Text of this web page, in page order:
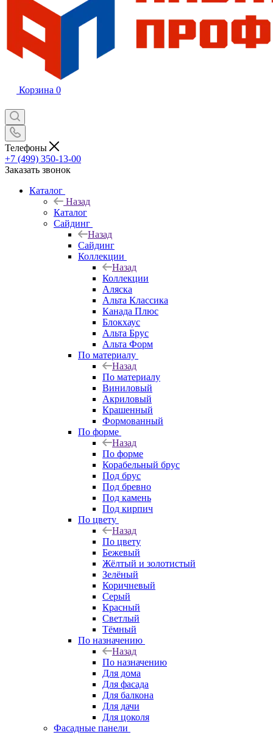
Корзина 0
Телефоны
+7 (499) 350-13-00
Заказать звонок
Каталог
Назад
Каталог
Сайдинг
Назад
Сайдинг
Коллекции
Назад
Коллекции
Аляска
Альта Классика
Канада Плюс
Блокхаус
Альта Брус
Альта Форм
По материалу
Назад
По материалу
Виниловый
Акриловый
Крашенный
Формованный
По форме
Назад
По форме
Корабельный брус
Под брус
Под бревно
Под камень
Под кирпич
По цвету
Назад
По цвету
Бежевый
Жёлтый и золотистый
Зелёный
Коричневый
Серый
Красный
Светлый
Тёмный
По назначению
Назад
По назначению
Для дома
Для фасада
Для балкона
Для дачи
Для цоколя
Фасадные панели